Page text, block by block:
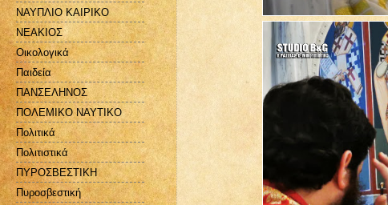
ΝΑΥΠΛΙΟ ΚΑΙΡΙΚΟ
ΝΕΑΚΙΟΣ
Οικολογικά
Παιδεία
ΠΑΝΣΕΛΗΝΟΣ
ΠΟΛΕΜΙΚΟ ΝΑΥΤΙΚΟ
Πολιτικά
Πολιτιστικά
ΠΥΡΟΣΒΕΣΤΙΚΗ
Πυροσβεστική